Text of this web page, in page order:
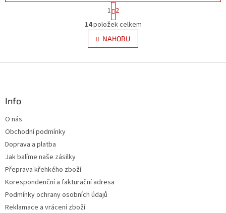
O
v
l
á
s
S
t
r
á
n
k
v
1 2
14položek celkem
NAHORU
Info
O nás
Obchodní podmínky
Doprava a platba
Jak balíme naše zásilky
Přeprava křehkého zboží
Korespondenční a fakturační adresa
Podmínky ochrany osobních údajů
Reklamace a vrácení zboží